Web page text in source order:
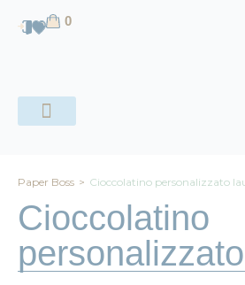
0
Paper Boss > Cioccolatino personalizzato
Cioccolatino